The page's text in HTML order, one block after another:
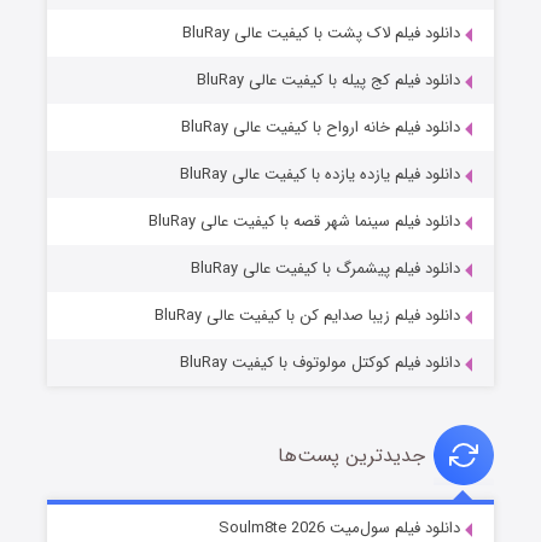
خاندان اژدها فصل ۳
دانلود فیلم لاک پشت با کیفیت عالی BluRay
دانلود فیلم کج‌ پیله با کیفیت عالی BluRay
دانلود فیلم خانه ارواح با کیفیت عالی BluRay
دانلود فیلم یازده یازده با کیفیت عالی BluRay
دانلود فیلم سینما شهر قصه با کیفیت عالی BluRay
دانلود فیلم پیشمرگ با کیفیت عالی BluRay
دانلود فیلم زیبا صدایم کن با کیفیت عالی BluRay
دانلود فیلم کوکتل مولوتوف با کیفیت BluRay
جدیدترین پست‌ها
دانلود فیلم سول‌میت Soulm8te 2026